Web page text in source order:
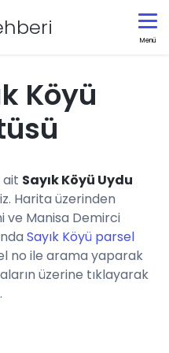
Menü
Köyü
ait Sayık Köyü Uydu
Harita üzerinden
ve Manisa Demirci
Sayık Köyü parsel
no ile arama yaparak
üzerine tıklayarak